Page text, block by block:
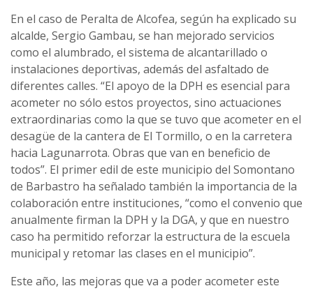
En el caso de Peralta de Alcofea, según ha explicado su
alcalde, Sergio Gambau, se han mejorado servicios
como el alumbrado, el sistema de alcantarillado o
instalaciones deportivas, además del asfaltado de
diferentes calles. “El apoyo de la DPH es esencial para
acometer no sólo estos proyectos, sino actuaciones
extraordinarias como la que se tuvo que acometer en el
desagüe de la cantera de El Tormillo, o en la carretera
hacia Lagunarrota. Obras que van en beneficio de
todos”. El primer edil de este municipio del Somontano
de Barbastro ha señalado también la importancia de la
colaboración entre instituciones, “como el convenio que
anualmente firman la DPH y la DGA, y que en nuestro
caso ha permitido reforzar la estructura de la escuela
municipal y retomar las clases en el municipio”.
Este año, las mejoras que va a poder acometer este